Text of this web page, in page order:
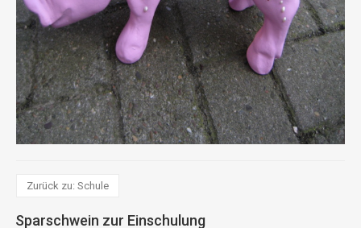
Zurück zu: Schule
Sparschwein zur Einschulung